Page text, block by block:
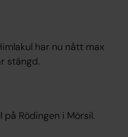
har nu nått max
stängd.
på Rödingen i Mörsil.